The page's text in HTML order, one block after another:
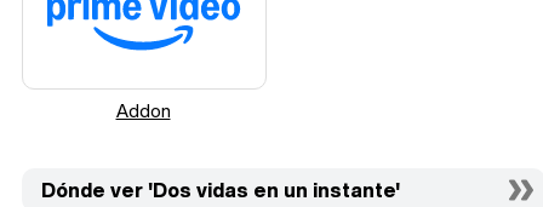
Addon
Dónde ver 'Dos vidas en un instante'